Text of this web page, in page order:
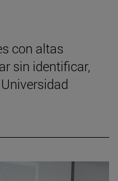
con altas
sin identificar,